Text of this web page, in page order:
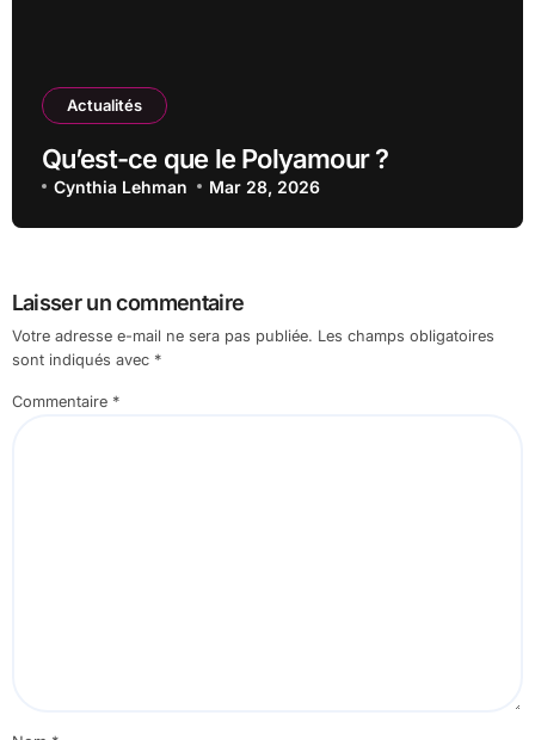
Actualités
Qu’est-ce que le Polyamour ?
Cynthia Lehman Mar 28, 2026
Laisser un commentaire
Votre adresse e-mail ne sera pas publiée. Les champs obligatoires
sont indiqués avec *
Commentaire *